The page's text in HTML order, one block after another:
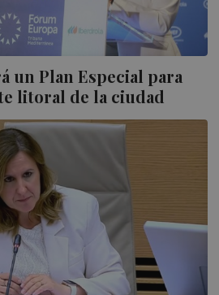
un Plan Especial para
litoral de la ciudad